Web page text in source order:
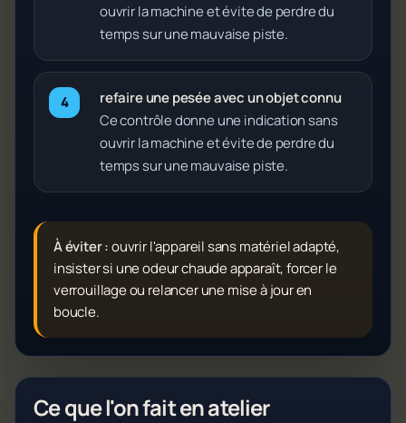
ouvrir la machine et évite de perdre du
temps sur une mauvaise piste.
refaire une pesée avec un objet connu
Ce contrôle donne une indication sans
ouvrir la machine et évite de perdre du
temps sur une mauvaise piste.
À éviter :ouvrir l'appareil sans matériel adapté,
insister si une odeur chaude apparaît, forcer le
verrouillage ou relancer une mise à jour en
boucle.
Ce que l'on fait en atelier